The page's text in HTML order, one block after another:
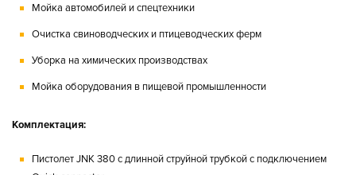
Мойка автомобилей и спецтехники
Очистка свиноводческих и птицеводческих ферм
Уборка на химических производствах
Мойка оборудования в пищевой промышленности
Комплектация:
Пистолет JNK 380 с длинной струйной трубкой с подключением